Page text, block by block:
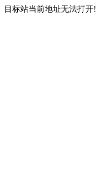
目标站当前地址无法打开!